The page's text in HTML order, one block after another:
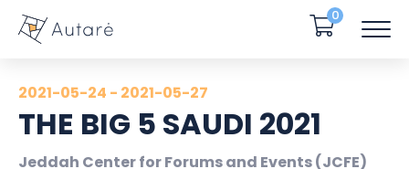
0
2021-05-24 - 2021-05-27
THE BIG 5 SAUDI 2021
Jeddah Center for Forums and Events (JCFE)